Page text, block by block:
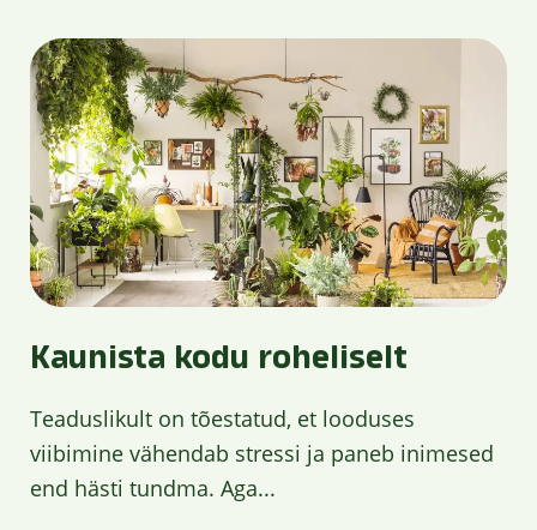
Kaunista kodu roheliselt
Teaduslikult on tõestatud, et looduses
viibimine vähendab stressi ja paneb inimesed
end hästi tundma. Aga...